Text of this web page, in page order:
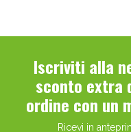
Iscriviti alla
sconto extra
ordine con un
Ricevi in